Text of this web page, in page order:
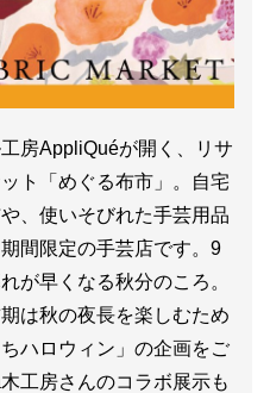
房AppliQuéが開く、リサ
ト「めぐる布市」。自宅
、使いそびれた手芸用品
間限定の手芸店です。9
が早くなる秋分のころ。
は秋の夜長を楽しむため
ハロウィン」の企画をご
工房さんのコラボ展示も